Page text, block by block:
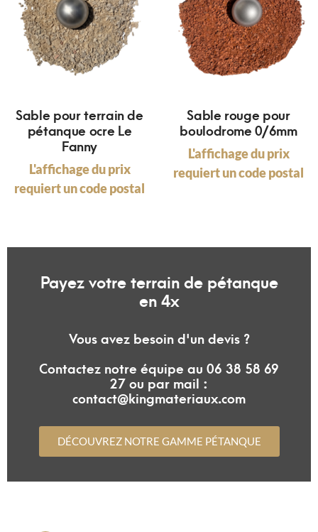
Sable pour terrain de
pétanque ocre Le
Fanny
L'affichage du prix
requiert un code postal
Sable rouge pour
boulodrome 0/6mm
L'affichage du prix
requiert un code postal
Payez votre terrain de pétanque
en 4x
Vous avez besoin d'un devis ?
Contactez notre équipe au 06 38 58 69
27 ou par mail :
contact@kingmateriaux.com
DÉCOUVREZ NOTRE GAMME PÉTANQUE